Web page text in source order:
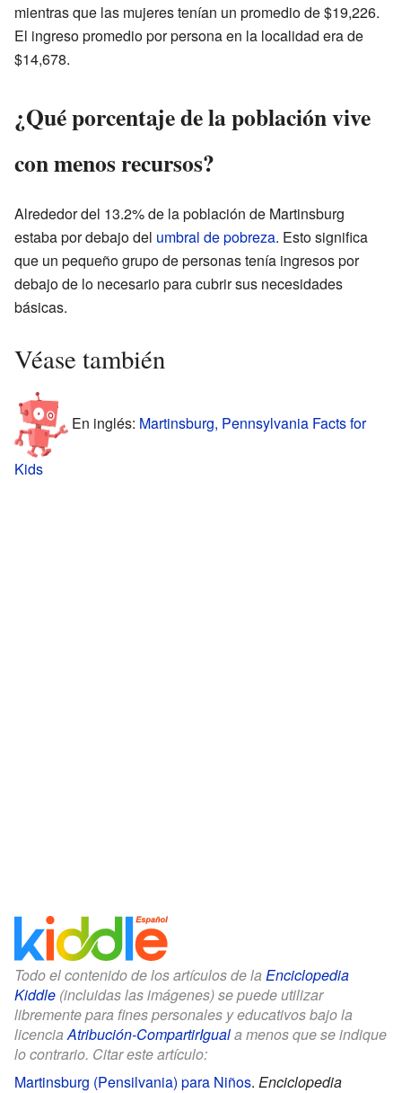
mientras que las mujeres tenían un promedio de $19,226.
El ingreso promedio por persona en la localidad era de
$14,678.
¿Qué porcentaje de la población vive
con menos recursos?
Alrededor del 13.2% de la población de Martinsburg
estaba por debajo del umbral de pobreza. Esto significa
que un pequeño grupo de personas tenía ingresos por
debajo de lo necesario para cubrir sus necesidades
básicas.
Véase también
En inglés: Martinsburg, Pennsylvania Facts for
Kids
Todo el contenido de los artículos de la Enciclopedia
Kiddle (incluidas las imágenes) se puede utilizar
libremente para fines personales y educativos bajo la
licenciaAtribución-CompartirIguala menos que se indique
lo contrario. Citar este artículo:
Martinsburg (Pensilvania) para Niños. Enciclopedia